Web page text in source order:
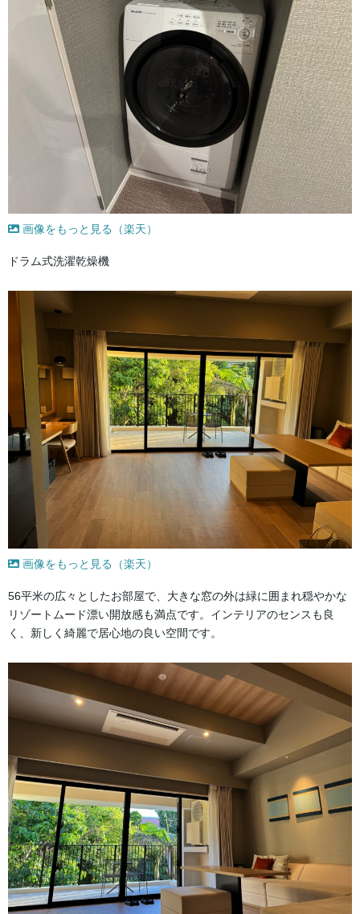
画像をもっと見る（楽天）
ドラム式洗濯乾燥機
画像をもっと見る（楽天）
56平米の広々としたお部屋で、大きな窓の外は緑に囲まれ穏やかな
リゾートムード漂い開放感も満点です。インテリアのセンスも良
く、新しく綺麗で居心地の良い空間です。